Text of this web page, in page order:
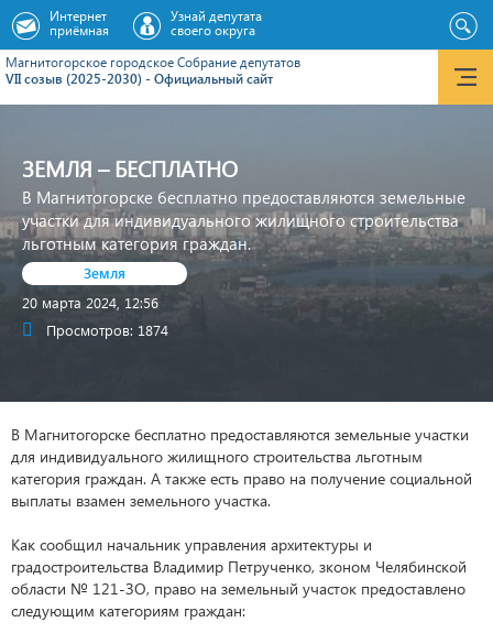
Магнитогорское городское Cобрание депутатов
VII созыв (2025-2030) - Официальный сайт
Интернет
приёмная
Узнай депутата
своего округа
ЗЕМЛЯ – БЕСПЛАТНО
В Магнитогорске бесплатно предоставляются земельные
участки для индивидуального жилищного строительства
льготным категория граждан.
Земля
20 марта 2024, 12:56
Просмотров: 1874
В Магнитогорске бесплатно предоставляются земельные участки
для индивидуального жилищного строительства льготным
категория граждан. А также есть право на получение социальной
выплаты взамен земельного участка.
Как сообщил начальник управления архитектуры и
градостроительства Владимир Петрученко, зконом Челябинской
области № 121-ЗО, право на земельный участок предоставлено
следующим категориям граждан: